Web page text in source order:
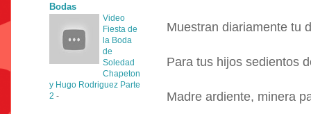
Muestran diariamente tu
Para tus hijos sedientos
Madre ardiente, minera
Bodas
Video
Fiesta de
la Boda
de
Soledad
Chapeton
y Hugo Rodriguez Parte
2 -